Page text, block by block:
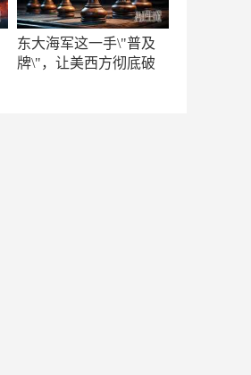
东大海军这一手\"普及
牌\"，让美西方彻底破